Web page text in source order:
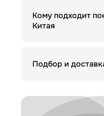
Кому подходит
Китая
Подбор и